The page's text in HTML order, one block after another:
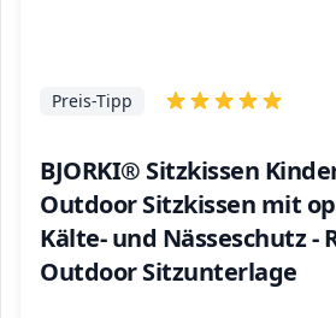
BJORKI® Sitzkissen
Outdoor Sitzkissen mit
Kälte- und Nässeschutz -
Outdoor Sitzunterlage
Preis-Tipp